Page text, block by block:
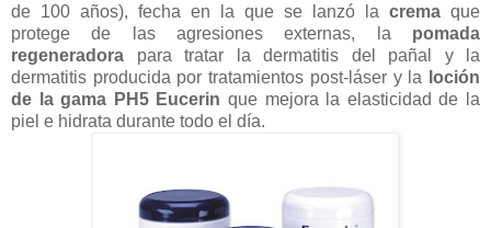
de 100 años), fecha en la que se lanzó la crema que
protege de las agresiones externas, la pomada
regeneradora para tratar la dermatitis del pañal y la
dermatitis producida por tratamientos post-láser y la
loción
de la gama PH5 Eucerin que mejora la elasticidad de la
piel e hidrata durante todo el día.